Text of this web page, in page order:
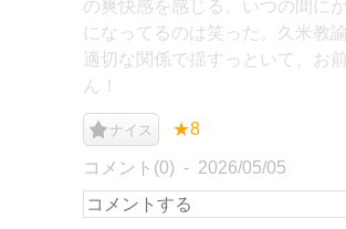
の爽快感を感じる。いつの間に
になってるのは笑った。久米教
適切な関係で揺すっといて、お
ん！
ナイス ★8
コメント(0) 2026/05/05